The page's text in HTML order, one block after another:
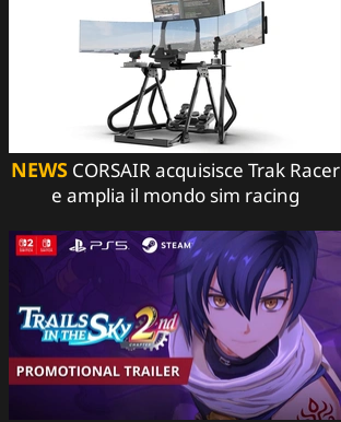
NEWSCORSAIR acquisisce Trak Racer
e amplia il mondo sim racing